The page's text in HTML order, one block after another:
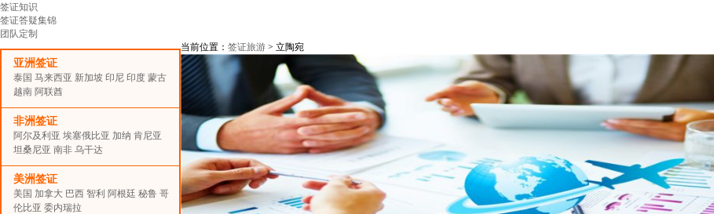
签证知识
签证答疑集锦
团队定制
亚洲签证
泰国 马来西亚 新加坡 印尼 印度 蒙古
越南 阿联酋
非洲签证
阿尔及利亚 埃塞俄比亚 加纳 肯尼亚
坦桑尼亚 南非 乌干达
美洲签证
美国 加拿大 巴西 智利 阿根廷 秘鲁 哥
伦比亚 委内瑞拉
当前位置： 签证旅游 > 立陶宛